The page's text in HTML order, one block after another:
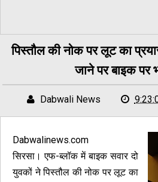
पिस्तौल की नोक पर लूट का
जाने पर बाइक पर
Dabwali News
Dabwalinews.com
सिरसा। एफ-ब्लॉक में बाइक सवार दो
युवकों ने पिस्तौल की नोक पर लूट का